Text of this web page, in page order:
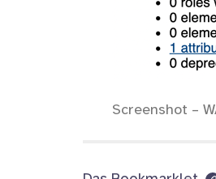
Screenshot –